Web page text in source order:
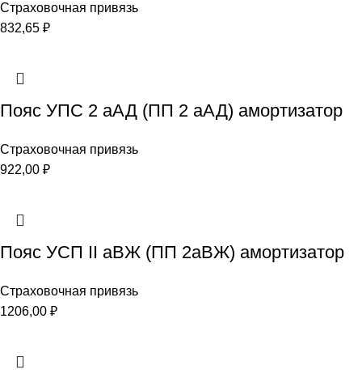
Страховочная привязь
832,65 ₽
Пояс УПС 2 аАД (ПП 2 аАД) амортизатор
Страховочная привязь
922,00 ₽
Пояс УСП II аВЖ (ПП 2аВЖ) амортизатор
Страховочная привязь
1206,00 ₽